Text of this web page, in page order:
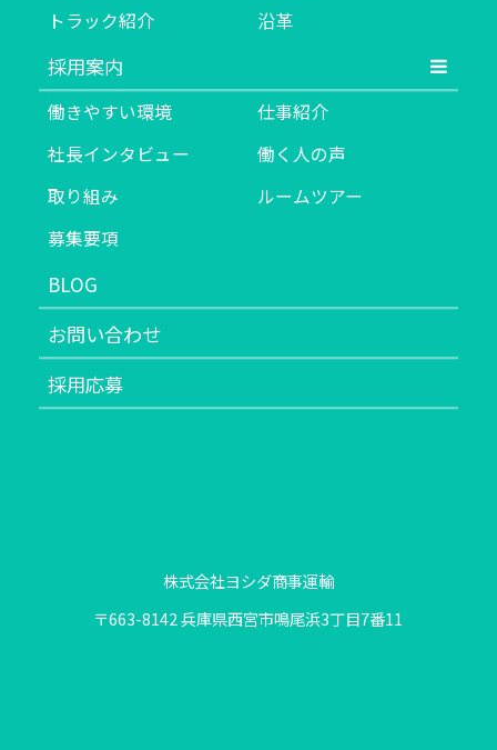
トラック紹介
沿革
採用案内
働きやすい環境
仕事紹介
社長インタビュー
働く人の声
取り組み
ルームツアー
募集要項
BLOG
お問い合わせ
採用応募
株式会社ヨシダ商事運輸
〒663-8142 兵庫県西宮市鳴尾浜3丁目7番11